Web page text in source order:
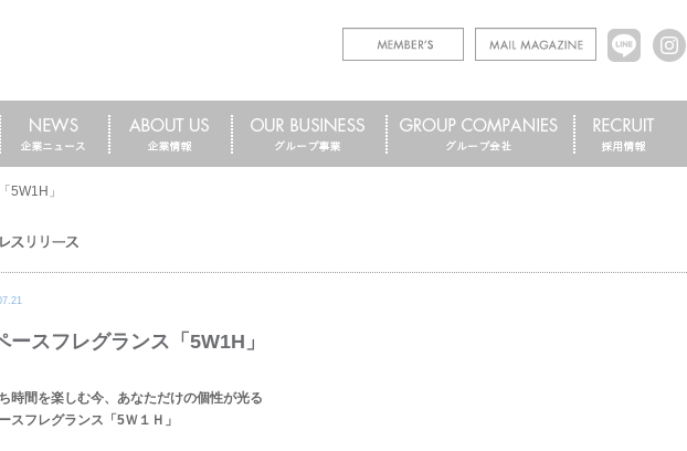
5W1H」
ースフレグランス「5W1H」
時間を楽しむ今、あなただけの個性が光る
スフレグランス「5Ｗ１Ｈ」